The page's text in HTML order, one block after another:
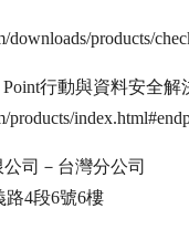
products/
行動與資料安全解
司－台灣分公司
4段6號6樓